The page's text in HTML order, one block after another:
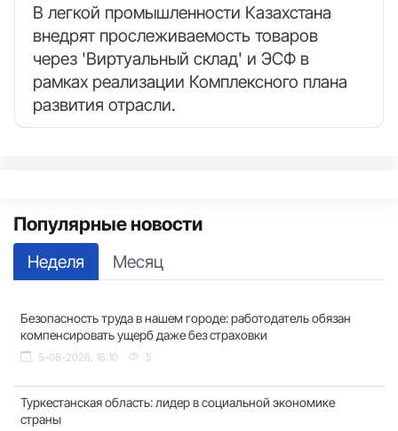
В легкой промышленности Казахстана
внедрят прослеживаемость товаров
через 'Виртуальный склад' и ЭСФ в
рамках реализации Комплексного плана
развития отрасли.
Популярные новости
Неделя Месяц
Безопасность труда в нашем городе: работодатель обязан
компенсировать ущерб даже без страховки
5-08-2026, 16:10 5
Туркестанская область: лидер в социальной экономике
страны